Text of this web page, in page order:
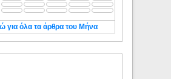
για όλα τα άρθρα του Μήνα